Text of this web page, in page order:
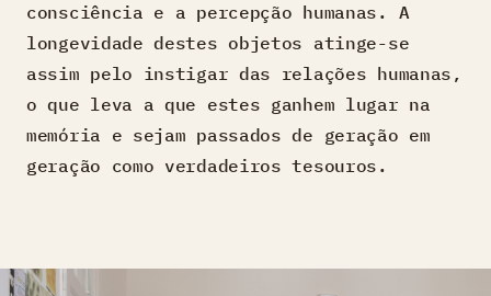
consciência e a percepção humanas. A
longevidade destes objetos atinge-se
assim pelo instigar das relações humanas,
o que leva a que estes ganhem lugar na
memória e sejam passados de geração em
geração como verdadeiros tesouros.